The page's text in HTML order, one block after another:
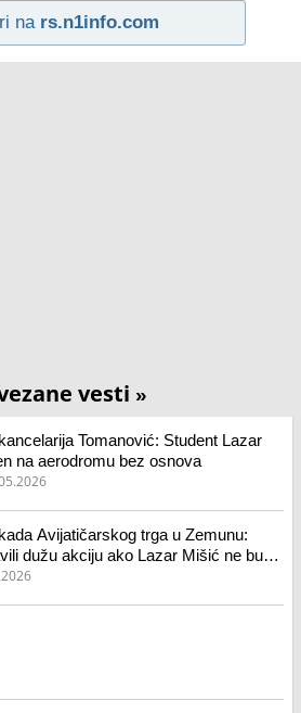
na rs.n1info.com
vesti »
Tomanović: Student Lazar
na aerodromu bez osnova
Avijatičarskog trga u Zemunu:
dužu akciju ako Lazar Mišić ne bude